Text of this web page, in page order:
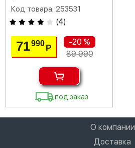
Код товара: 253531
(4)
71990Р
-20 %
89 990
под заказ
О компании
Доставка